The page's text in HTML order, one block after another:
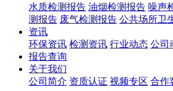
水质检测报告 油烟检测报告 噪声
测报告 废气检测报告 公共场所卫
资讯
环保资讯 检测资讯 行业动态 公司
报告查询
关于我们
公司简介 资质认证 视频专区 合作